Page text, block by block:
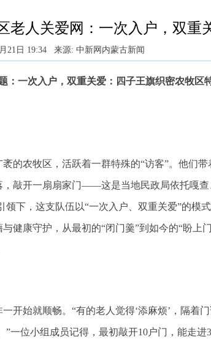
老人关爱网：一次入户，双重
21日 19:34 来源: 中新网内蒙古新闻
一次入户，双重关爱：四子王旗织密农牧区
农牧区，活跃着一群特殊的“访客”。他们带
，敲开一扇扇家门——这是当地民政局依托嘎查
下，这支队伍以“一次入户、双重关爱”的模式
健康守护，从最初的“闭门羹”到如今的“盼上
始就顺畅。“有的老人觉得‘添麻烦’，隔着门
”一位小组成员记得，最初敲开10户门，能走进